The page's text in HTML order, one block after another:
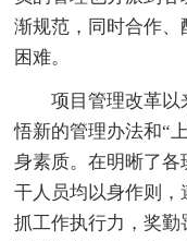
渐规范，同时合作
困难。
项目管理改革以
悟新的管理办法和“
身素质。在明晰了
干人员均以身作则
抓工作执行力，奖